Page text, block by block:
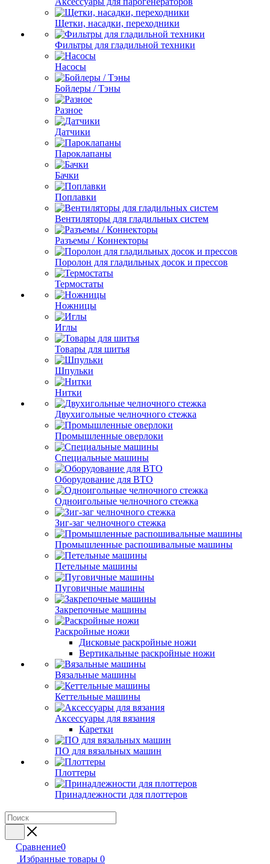
Щетки, насадки, переходники
Фильтры для гладильной техники
Насосы
Бойлеры / Тэны
Разное
Датчики
Пароклапаны
Бачки
Поплавки
Вентиляторы для гладильных систем
Разъемы / Коннекторы
Поролон для гладильных досок и прессов
Термостаты
Ножницы
Иглы
Товары для шитья
Шпульки
Нитки
Двухигольные челночного стежка
Промышленные оверлоки
Специальные машины
Оборудование для ВТО
Одноигольные челночного стежка
Зиг-заг челночного стежка
Промышленные распошивальные машины
Петельные машины
Пуговичные машины
Закрепочные машины
Раскройные ножи
Дисковые раскройные ножи
Вертикальные раскройные ножи
Вязальные машины
Кеттельные машины
Аксессуары для вязания
Каретки
ПО для вязальных машин
Плоттеры
Принадлежности для плоттеров
Сравнение0
Избранные товары 0